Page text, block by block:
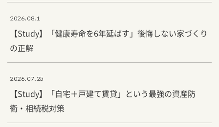
2026.08.1
【Study】「健康寿命を6年延ばす」後悔しない家づくり
の正解
2026.07.25
【Study】「自宅＋戸建て賃貸」という最強の資産防
衛・相続税対策